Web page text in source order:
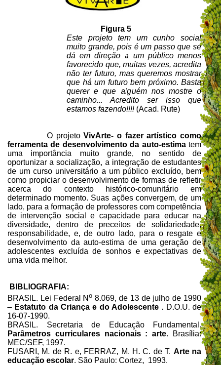
Figura 5
Este projeto tem um cunho social
muito grande, pois é um passo que se
dá em direção a um público menos
favorecido que, muitas vezes, acredita
não ter futuro, mas queremos mostrar
que há um futuro bem próximo. Basta
querer e que alguém nos mostre o
caminho... Acredito ser isso que
estamos fazendo!!!!(Acad. Rute)
O projetoVivArte-o fazer artístico como
ferramenta de desenvolvimento da auto-estima tem
uma importância muito grande, no sentido de
oportunizar a socialização, a integração de estudantes
de um curso universitário a um público excluído, bem
como propiciar o desenvolvimento de formas de refletir
acerca do contexto histórico-comunitário em
determinado momento. Suas ações convergem, de um
lado, para a formação de professores com competência
de intervenção social e capacidade para educar na
diversidade, dentro de preceitos de solidariedade,
responsabilidade, e, de outro lado, para o resgate e
desenvolvimento da auto-estima de uma geração de
adolescentes excluída de sonhos e expectativas de
uma vida melhor.
BIBLIOGRAFIA:
BRASIL. Lei Federal No 8.069, de 13 de julho de 1990
– Estatuto da Criança e do Adolescente . D.O.U. de
16-07-1990.
BRASIL. Secretaria de Educação Fundamental.
Parâmetros curriculares nacionais : arte.
Brasília:
MEC/SEF, 1997.
FUSARI, M. de R. e, FERRAZ, M. H. C. de T. Arte na
educação escolar. São Paulo: Cortez, 1993.